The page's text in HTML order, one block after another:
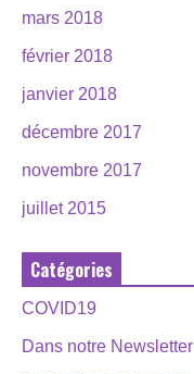
mars 2018
février 2018
janvier 2018
décembre 2017
novembre 2017
juillet 2015
Catégories
COVID19
Dans notre Newsletter